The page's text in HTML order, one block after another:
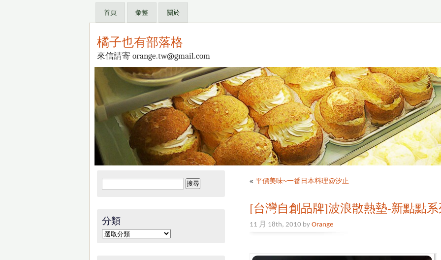
首頁 彙整 關於
橘子也有部落格
來信請寄 orange.tw@gmail.com
« 平價美味~一番日本料理@汐止
[台灣自創品牌]波浪散熱墊-新點點
11 月 18th, 2010 byOrange
搜
尋
字:
分類
分